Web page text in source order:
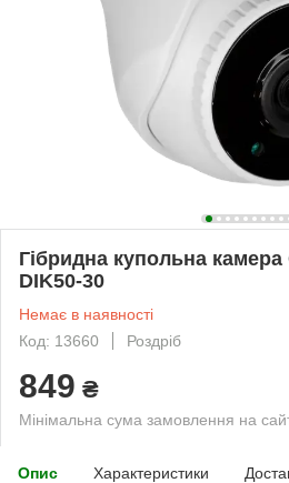
Гібридна купольна камера
DIK50-30
Немає в наявності
Код: 13660
Роздріб
849 ₴
Мінімальна сума замовлення на
Опис Характеристики